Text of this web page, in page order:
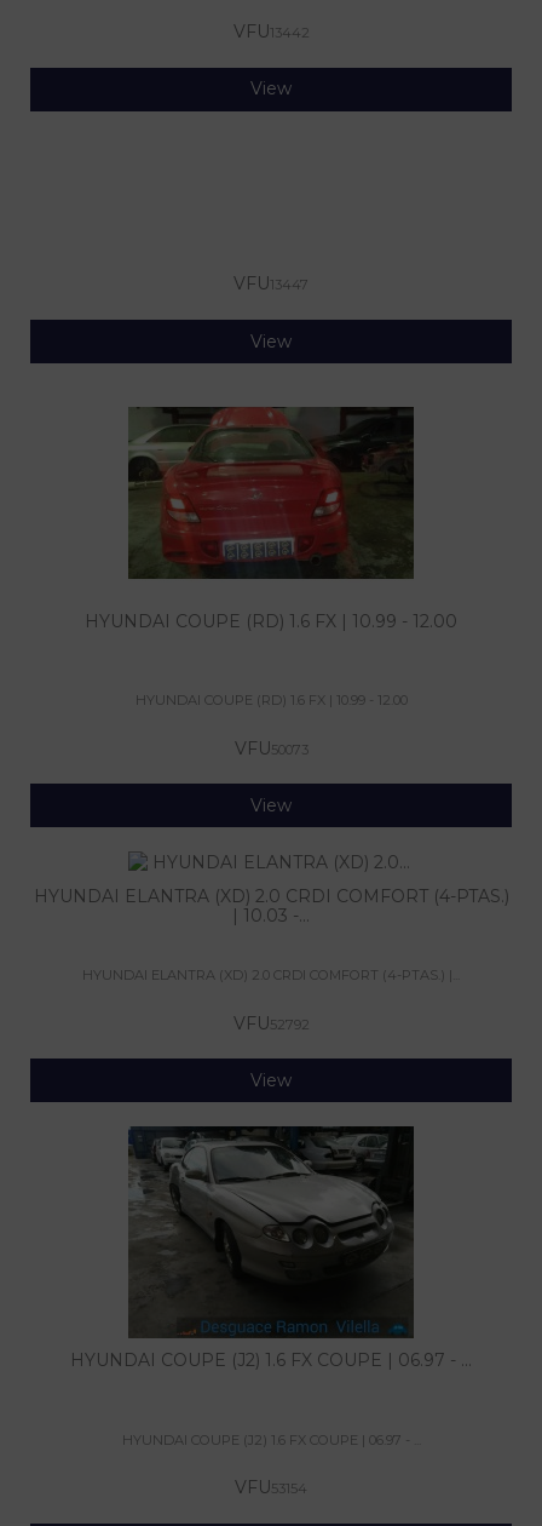
VFU13442
View
VFU13447
View
HYUNDAI COUPE (RD) 1.6 FX | 10.99 - 12.00
HYUNDAI COUPE (RD) 1.6 FX | 10.99 - 12.00
VFU50073
View
HYUNDAI ELANTRA (XD) 2.0 CRDI COMFORT (4-PTAS.)
| 10.03 -...
HYUNDAI ELANTRA (XD) 2.0 CRDI COMFORT (4-PTAS.) |...
VFU52792
View
HYUNDAI COUPE (J2) 1.6 FX COUPE | 06.97 - ...
HYUNDAI COUPE (J2) 1.6 FX COUPE | 06.97 - ...
VFU53154